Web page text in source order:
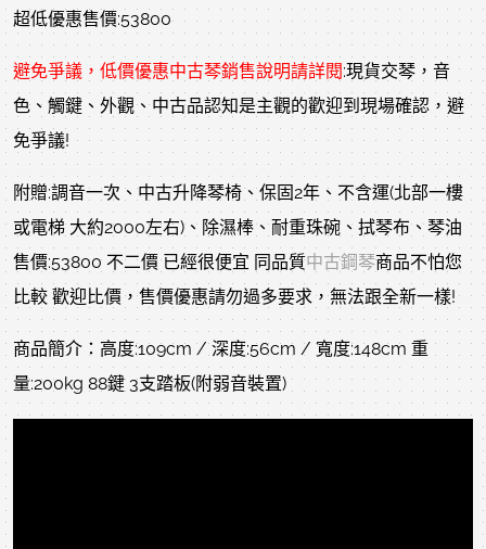
超低優惠售價:53800
避免爭議，低價優惠中古琴銷售說明請詳閱:現貨交琴，音
色、觸鍵、外觀、中古品認知是主觀的歡迎到現場確認，避
免爭議!
附贈:調音一次、中古升降琴椅、保固2年、不含運(北部一樓
或電梯 大約2000左右)、除濕棒、耐重珠碗、拭琴布、琴油
售價:53800 不二價 已經很便宜 同品質中古鋼琴商品不怕您
比較 歡迎比價，售價優惠請勿過多要求，無法跟全新一樣!
商品簡介：高度:109cm / 深度:56cm / 寬度:148cm 重
量:200kg 88鍵 3支踏板(附弱音裝置)